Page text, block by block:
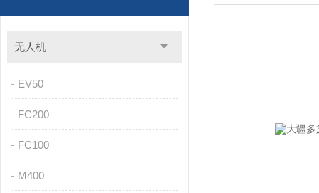
无人机
EV50
FC200
FC100
M400